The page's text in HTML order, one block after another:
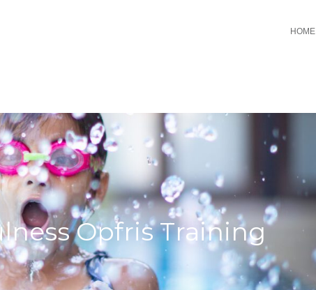
HOME
Opfris Training